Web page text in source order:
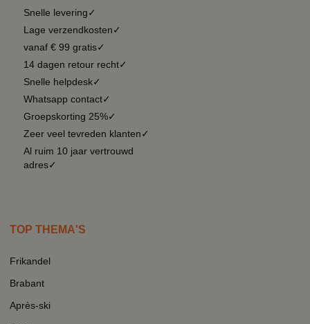
Snelle levering✓
Lage verzendkosten✓
vanaf € 99 gratis✓
14 dagen retour recht✓
Snelle helpdesk✓
Whatsapp contact✓
Groepskorting 25%✓
Zeer veel tevreden klanten✓
Al ruim 10 jaar vertrouwd
adres✓
TOP THEMA'S
Frikandel
Brabant
Après-ski